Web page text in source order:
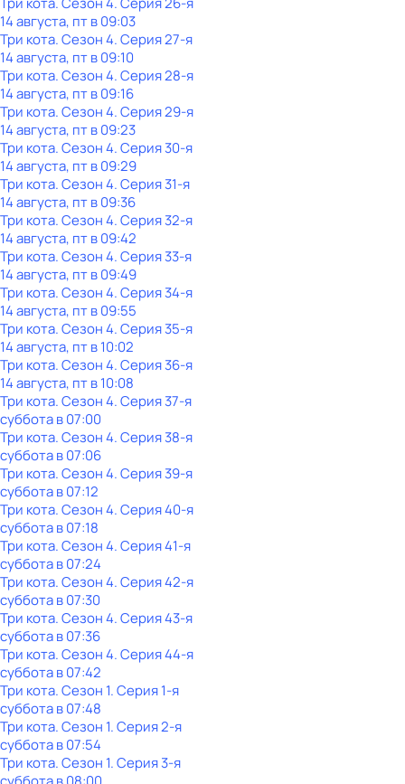
14 августа, пт в 09:03
Три кота. Сезон 4. Серия 27-я
14 августа, пт в 09:10
Три кота. Сезон 4. Серия 28-я
14 августа, пт в 09:16
Три кота. Сезон 4. Серия 29-я
14 августа, пт в 09:23
Три кота. Сезон 4. Серия 30-я
14 августа, пт в 09:29
Три кота. Сезон 4. Серия 31-я
14 августа, пт в 09:36
Три кота. Сезон 4. Серия 32-я
14 августа, пт в 09:42
Три кота. Сезон 4. Серия 33-я
14 августа, пт в 09:49
Три кота. Сезон 4. Серия 34-я
14 августа, пт в 09:55
Три кота. Сезон 4. Серия 35-я
14 августа, пт в 10:02
Три кота. Сезон 4. Серия 36-я
14 августа, пт в 10:08
Три кота. Сезон 4. Серия 37-я
субботав07:00
Три кота. Сезон 4. Серия 38-я
субботав07:06
Три кота. Сезон 4. Серия 39-я
субботав07:12
Три кота. Сезон 4. Серия 40-я
субботав07:18
Три кота. Сезон 4. Серия 41-я
субботав07:24
Три кота. Сезон 4. Серия 42-я
субботав07:30
Три кота. Сезон 4. Серия 43-я
субботав07:36
Три кота. Сезон 4. Серия 44-я
субботав07:42
Три кота. Сезон 1. Серия 1-я
субботав07:48
Три кота. Сезон 1. Серия 2-я
субботав07:54
Три кота. Сезон 1. Серия 3-я